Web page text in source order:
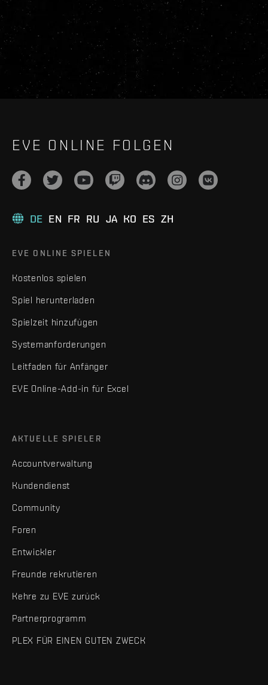
EVE ONLINE FOLGEN
DE EN FR RU JA KO ES ZH
EVE ONLINE SPIELEN
Kostenlos spielen
Spiel herunterladen
Spielzeit hinzufügen
Systemanforderungen
Leitfaden für Anfänger
EVE Online-Add-in für Excel
AKTUELLE SPIELER
Accountverwaltung
Kundendienst
Community
Foren
Entwickler
Freunde rekrutieren
Kehre zu EVE zurück
Partnerprogramm
PLEX FÜR EINEN GUTEN ZWECK